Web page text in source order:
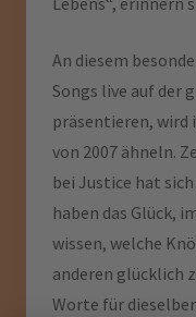
An diesem
Songs live auf der
präsentieren, wird
von 2007 ähneln.
bei Justice hat
haben das Glück,
wissen, welche
anderen glücklich
Worte für